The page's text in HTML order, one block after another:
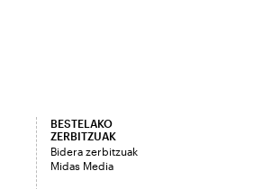
BESTELAKO
ZERBITZUAK
Bidera zerbitzuak
Midas Media